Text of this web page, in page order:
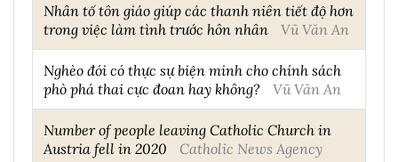
Nhân tố tôn giáo giúp các thanh niên tiết độ hơn
trong việc làm tình trước hôn nhân
Vũ Văn An
Nghèo đói có thực sự biện minh cho chính sách
phò phá thai cực đoan hay không?
Vũ Văn An
Number of people leaving Catholic Church in
Austria fell in 2020
Catholic News Agency